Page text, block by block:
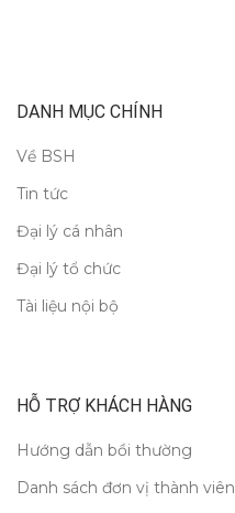
DANH MỤC CHÍNH
Về BSH
Tin tức
Đại lý cá nhân
Đại lý tổ chức
Tài liệu nội bộ
HỖ TRỢ KHÁCH HÀNG
Hướng dẫn bồi thường
Danh sách đơn vị thành viên